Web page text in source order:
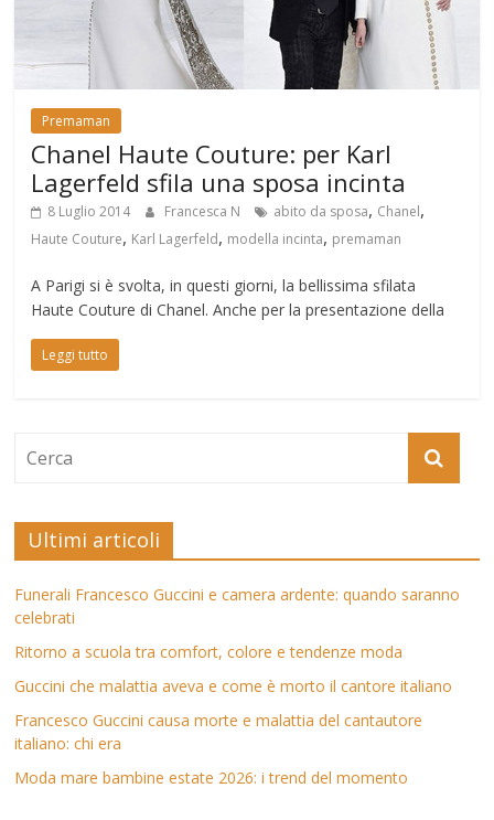
Premaman
Chanel Haute Couture: per Karl
Lagerfeld sfila una sposa incinta
8 Luglio 2014 Francesca N abito da sposa, Chanel,
Haute Couture, Karl Lagerfeld, modella incinta, premaman
A Parigi si è svolta, in questi giorni, la bellissima sfilata
Haute Couture di Chanel. Anche per la presentazione della
Leggi tutto
Ultimi articoli
Funerali Francesco Guccini e camera ardente: quando saranno
celebrati
Ritorno a scuola tra comfort, colore e tendenze moda
Guccini che malattia aveva e come è morto il cantore italiano
Francesco Guccini causa morte e malattia del cantautore
italiano: chi era
Moda mare bambine estate 2026: i trend del momento